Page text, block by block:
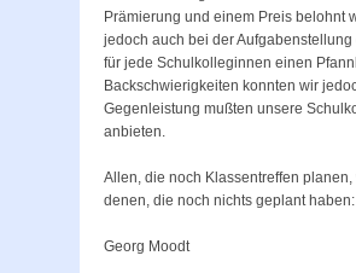
Prämierung und einem Preis belohnt
jedoch auch bei der
für jede Schulkolleginnen einen
Backschwierigkeiten konnten wir
Gegenleistung mußten unsere
anbieten.
Allen, die noch Klassentreffen
denen, die noch nichts geplant
Georg Moodt